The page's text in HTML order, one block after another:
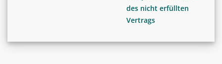
des nicht erfüllten
Vertrags